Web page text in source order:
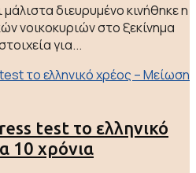
διευρυμένο κινήθηκε η
νοικοκυριών στο ξεκίνημα
για...
test το ελληνικό
10 χρόνια